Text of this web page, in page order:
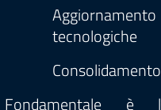
tecnologiche
Fondamentale